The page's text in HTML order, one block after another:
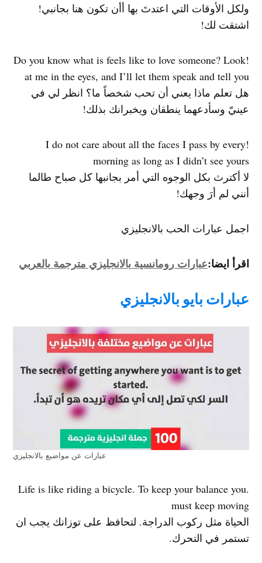
ولكل الأوقات التي اعتدتَ بها أأن تكون هنا بجانبي!
اشتقت لك!
!Do you know what is feels like to love someone? Look
at me in the eyes, and I’ll let them speak and tell you
هل تعلم ماذا يعني أن تحب شخصاً ما؟ انظر لي في
عينيّ وسأدعهما ينطقان ويخبرانك بذلك!
!I do not care about all the faces I pass by every
morning as long as I didn’t see yours
لا أكترث بكل الوجوه التي أمر بجانبها كل صباح طالما
أنني لم أرَ وجهك!
اجمل عبارات الحب بالانجليزي
اقرأ ايضا:عبارات رومانسية بالانجليزي مترجمة بالعربي
عبارات بايو بالانجليزي
عبارات عن مواضيع بالانجليزي
.Life is like riding a bicycle. To keep your balance you
must keep moving
الحياة مثل ركوب الدراجة. لتحافظ على توزانك يجب ان
تستمر في التحرك.